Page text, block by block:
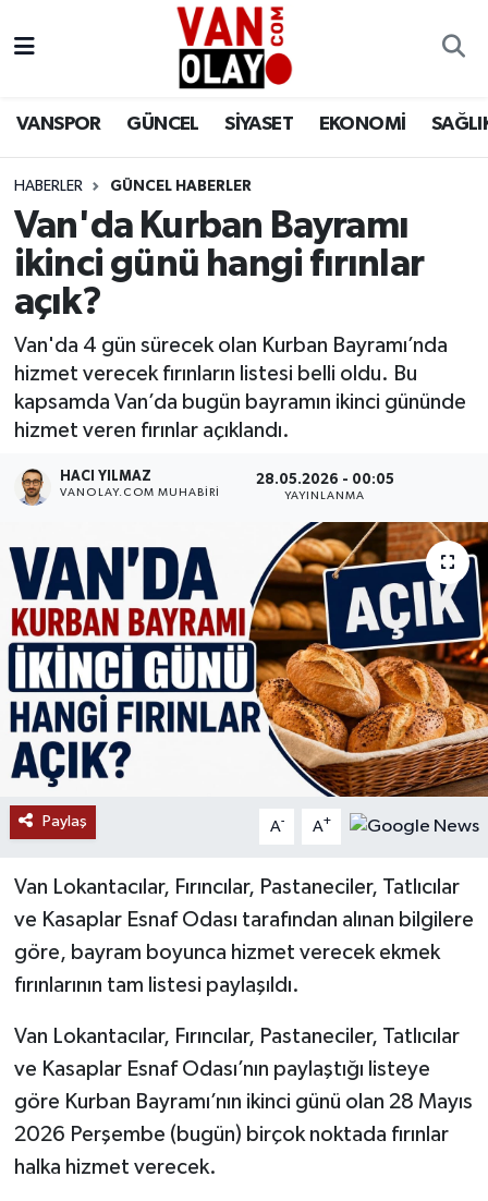
VANSPOR GÜNCEL SİYASET EKONOMİ
HABERLER GÜNCEL HABERLER
Van'da Kurban Bayramı
ikinci günü hangi fırınlar
açık?
Van'da 4 gün sürecek olan Kurban Bayramı’nda
hizmet verecek fırınların listesi belli oldu. Bu
kapsamda Van’da bugün bayramın ikinci gününde
hizmet veren fırınlar açıklandı.
HACI YILMAZ
VANOLAY.COM MUHABIRI
28.05.2026 - 00:05
YAYINLANMA
Paylaş A- A+
Van Lokantacılar, Fırıncılar, Pastaneciler, Tatlıcılar
ve Kasaplar Esnaf Odası tarafından alınan bilgilere
göre, bayram boyunca hizmet verecek ekmek
fırınlarının tam listesi paylaşıldı.
Van Lokantacılar, Fırıncılar, Pastaneciler, Tatlıcılar
ve Kasaplar Esnaf Odası’nın paylaştığı listeye
göre Kurban Bayramı’nın ikinci günü olan 28 Mayıs
2026 Perşembe (bugün) birçok noktada fırınlar
halka hizmet verecek.
Siyaset
Ekonomi
Sağlık
Eğitim
Dünya
Van Nöbetçi Eczaneler
Van Namaz Vakitleri
Van Trafik Yoğunluk Haritası
Süper Lig Puan Durumu ve Fikstür
Tüm Manşetler
Son Dakika Haberleri
Haber Arşivi